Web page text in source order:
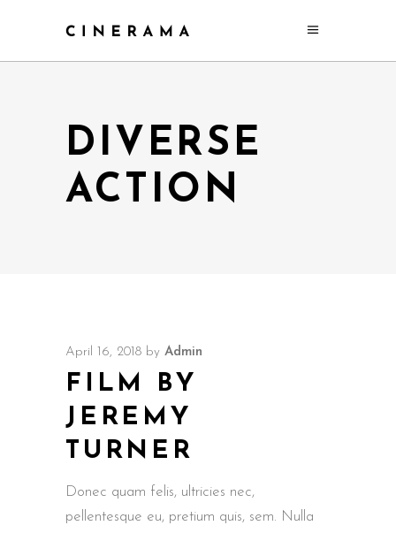
DIVERSE
ACTION
April 16, 2018 by Admin
FILM BY
JEREMY
TURNER
Donec quam felis, ultricies nec,
pellentesque eu, pretium quis, sem. Nulla